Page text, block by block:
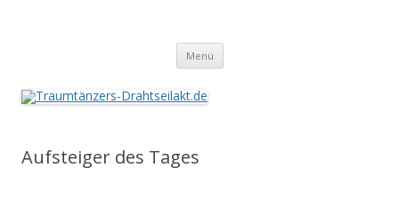
Menü Springe
Inhalt
Aufsteiger des Tages